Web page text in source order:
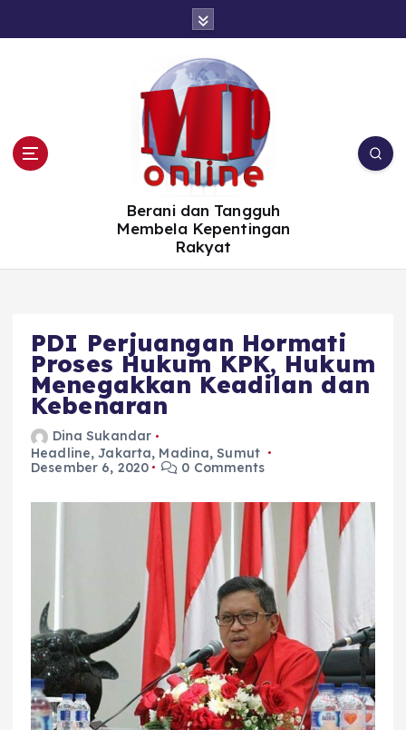
Berani dan Tangguh
Membela Kepentingan
Rakyat
PDI Perjuangan Hormati
Proses Hukum KPK, Hukum
Menegakkan Keadilan dan
Kebenaran
Dina Sukandar
Headline,Jakarta, Madina,Sumut
Desember 6, 2020
0 Comments